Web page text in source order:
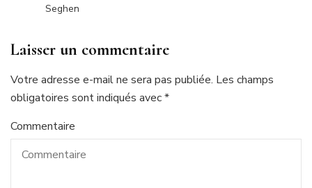
Seghen
Laisser un commentaire
Votre adresse e-mail ne sera pas publiée. Les champs
obligatoires sont indiqués avec*
Commentaire